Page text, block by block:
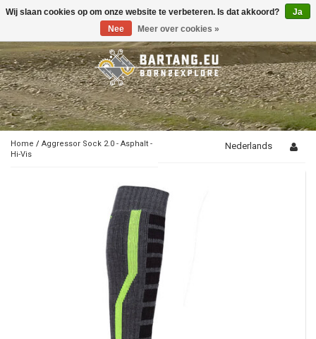
Toggle
Home / Aggressor Sock 2.0 - Asphalt -
Hi-Vis
Nederlands
Wij slaan cookies op om onze website te verbeteren. Is dat akkoord?
Ja
Nee
Meer over cookies »